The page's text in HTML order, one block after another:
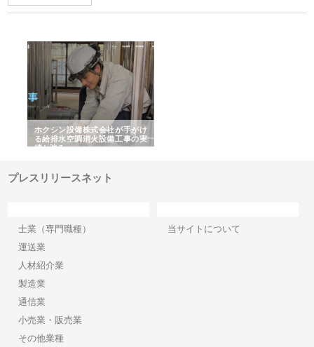
ホクシン設備株式会社が手がけ
る給排水空調消火設備工事の実
績と強み
プレスリリースネット
士業（専門職種）
運送業
人材紹介業
製造業
通信業
小売業・販売業
その他業種
当サイトについて